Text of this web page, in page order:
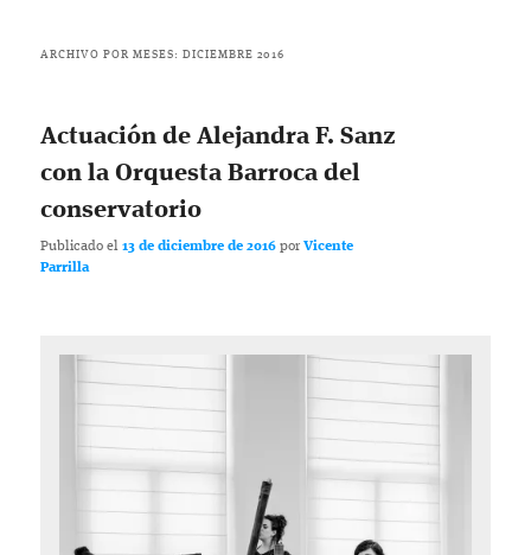
ARCHIVO POR MESES:DICIEMBRE 2016
Actuación de Alejandra F. Sanz
con la Orquesta Barroca del
conservatorio
Publicado el13 de diciembre de 2016 porVicente
Parrilla